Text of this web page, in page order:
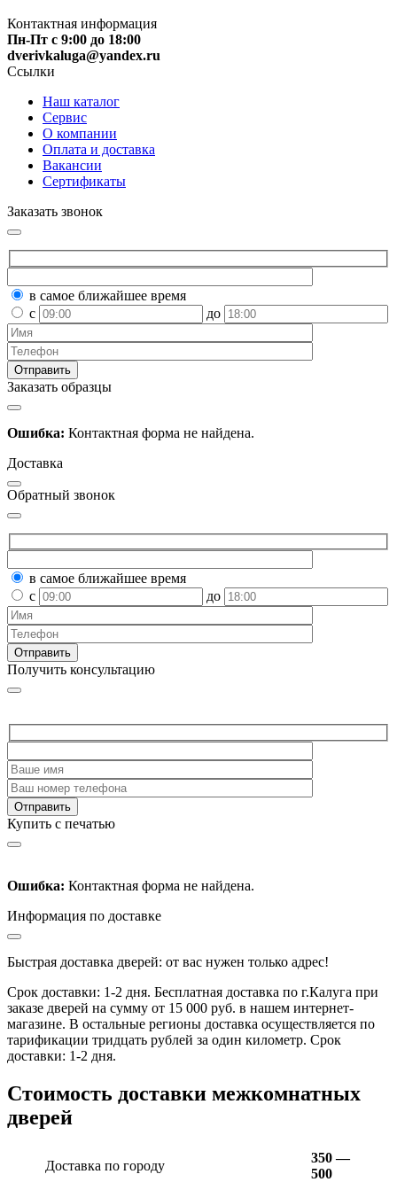
Контактная информация
Пн-Пт с 9:00 до 18:00
dverivkaluga@yandex.ru
Ссылки
Наш каталог
Сервис
О компании
Оплата и доставка
Вакансии
Сертификаты
Заказать звонок
в самое ближайшее время
с
до
Заказать образцы
Ошибка: Контактная форма не найдена.
Доставка
Обратный звонок
в самое ближайшее время
с
до
Получить консультацию
Купить с печатью
Ошибка: Контактная форма не найдена.
Информация по доставке
Быстрая доставка дверей: от вас нужен только адрес!
Срок доставки: 1-2 дня. Бесплатная доставка по г.Калуга при
заказе дверей на сумму от 15 000 руб. в нашем интернет-
магазине. В остальные регионы доставка осуществляется по
тарификации тридцать рублей за один километр. Срок
доставки: 1-2 дня.
Стоимость доставки межкомнатных
дверей
Доставка по городу
350 —
500